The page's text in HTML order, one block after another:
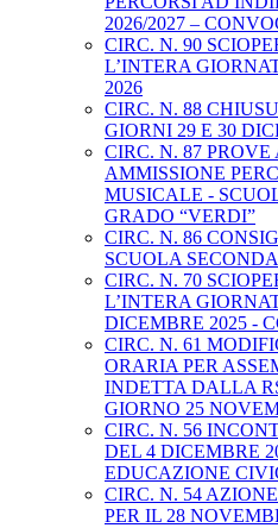
2026/2027 –
CIRC. N. 90
L’INTERA
2026
CIRC. N. 88
GIORNI 29 E 30
CIRC. N. 87
AMMISSIONE
MUSICALE -
GRADO “VERDI”
CIRC. N. 86
SCUOLA
CIRC. N. 70
L’INTERA
DICEMBRE 2025 -
CIRC. N. 61
ORARIA PER
INDETTA DALLA
GIORNO 25
CIRC. N. 56
DEL 4 DICEMBRE
EDUCAZIONE
CIRC. N. 54
PER IL 28